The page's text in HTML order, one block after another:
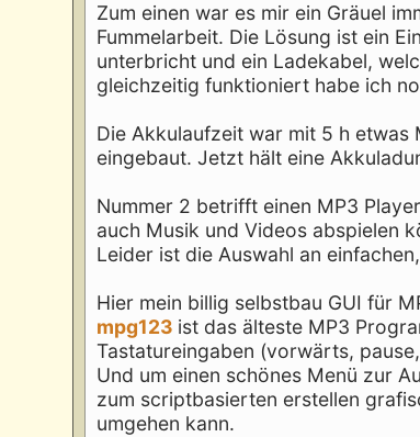
Zum einen war es mir ein Gräuel
Fummelarbeit. Die Lösung ist ein
unterbricht und ein Ladekabel,
gleichzeitig funktioniert habe ich
Die Akkulaufzeit war mit 5 h etwas
eingebaut. Jetzt hält eine
Nummer 2 betrifft einen MP3
auch Musik und Videos abspielen
Leider ist die Auswahl an
Hier mein billig selbstbau GUI für
mpg123 ist das älteste MP3
Tastatureingaben (vorwärts,
Und um einen schönes Menü zur
zum scriptbasierten erstellen
umgehen kann.